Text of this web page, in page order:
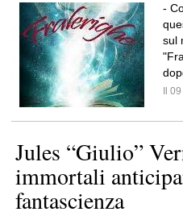
-
sul
Il
Jules “Giulio”
immortali
fantascienza